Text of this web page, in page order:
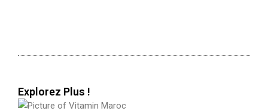
Explorez Plus !